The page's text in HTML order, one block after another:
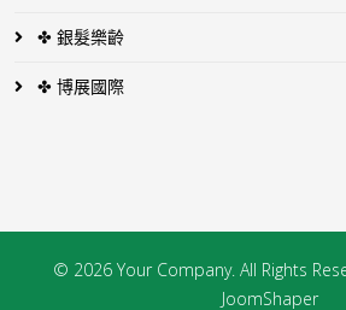
✤ 銀髮樂齡
✤ 博展國際
© 2026 Your Company. All Rights
JoomShaper